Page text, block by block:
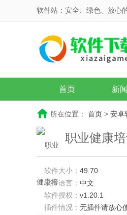
软件站：安全、绿色、放心
首页 新
所在位置： 首页 > 安卓
职业健康培
软件大小： 49.70
软件语言： 中文
软件授权： v1.20.1
插件情况： 无插件请放心